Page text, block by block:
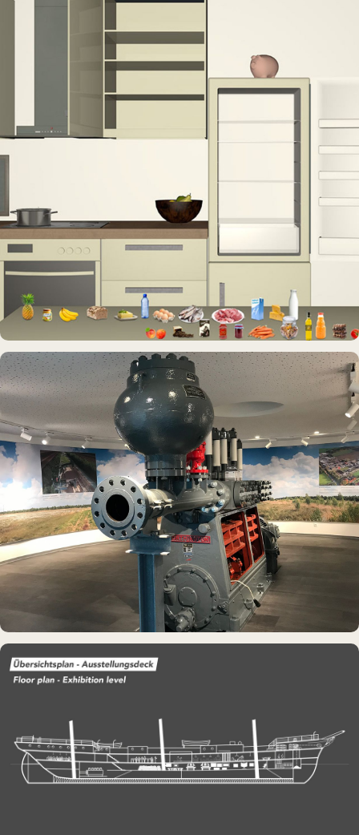
INTERAKTIVES EXPONAT
Virtuelle Küche
DAUERAUSSTELLUNG · 3D · FILM
Erdölmuseum Twist